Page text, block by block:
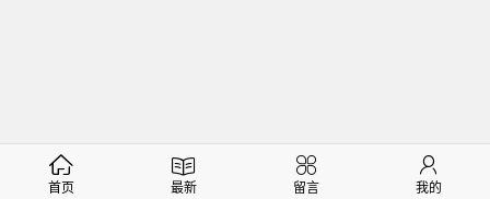
首页 最新 留言 我的